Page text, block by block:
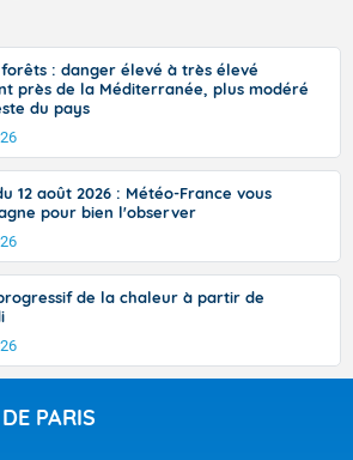
forêts : danger élevé à très élevé
près de la Méditerranée, plus modéré
du pays
12 août 2026 : Météo-France vous
pour bien l'observer
de la chaleur à partir de
PARIS